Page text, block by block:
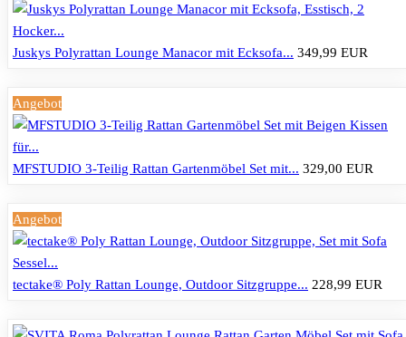
Juskys Polyrattan Lounge Manacor mit Ecksofa... 349,99 EUR
Angebot
MFSTUDIO 3-Teilig Rattan Gartenmöbel Set mit... 329,00 EUR
Angebot
tectake® Poly Rattan Lounge, Outdoor Sitzgruppe... 228,99 EUR